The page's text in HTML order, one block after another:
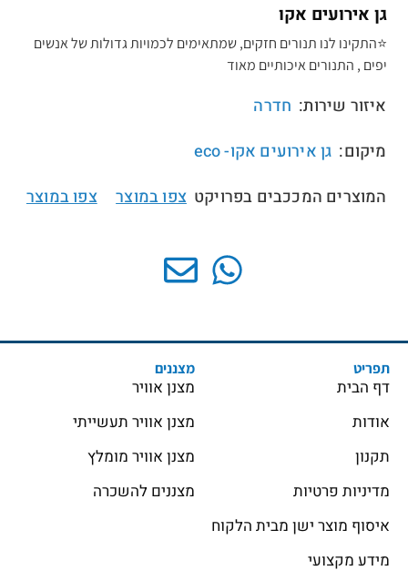
גן אירועים אקו
⭐התקינו לנו תנורים חזקים, שמתאימים לכמויות גדולות של אנשים
יפים , התנורים איכותיים מאוד
איזור שירות: חדרה
מיקום: גן אירועים אקו- eco
המוצרים המככבים בפרויקט צפו במוצר צפו במוצר
תפריט
דף הבית
אודות
תקנון
מדיניות פרטיות
איסוף מוצר ישן מבית הלקוח
מידע מקצועי
מצננים
מצנן אוויר
מצנן אוויר תעשייתי
מצנן אוויר מומלץ
מצננים להשכרה